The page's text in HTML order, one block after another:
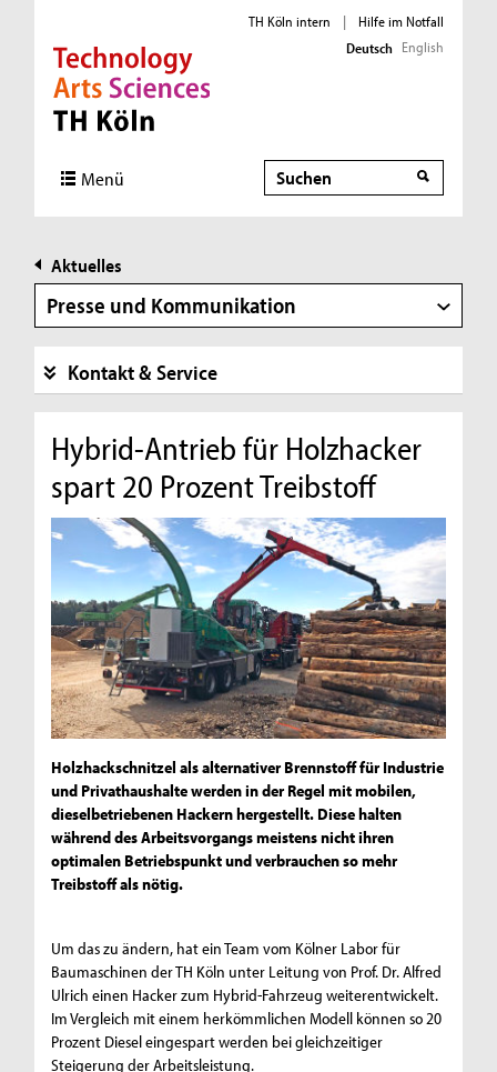
Direkt zur Hauptnavigation
Direkt zur Subnavigation
Direkt zum Inhalt
Direkt zum Fußbereich
TH Köln intern |
Hilfe im Notfall
Deutsch English
Menü Suche
Aktuelles
Presse und Kommunikation
Kontakt & Service
Hybrid-Antrieb für Holzhacker
spart 20 Prozent Treibstoff
Holzhackschnitzel als alternativer Brennstoff für Industrie
und Privathaushalte werden in der Regel mit mobilen,
dieselbetriebenen Hackern hergestellt. Diese halten
während des Arbeitsvorgangs meistens nicht ihren
optimalen Betriebspunkt und verbrauchen so mehr
Treibstoff als nötig.
Um das zu ändern, hat ein Team vom Kölner Labor für
Baumaschinen der TH Köln unter Leitung von Prof. Dr. Alfred
Ulrich einen Hacker zum Hybrid-Fahrzeug weiterentwickelt.
Im Vergleich mit einem herkömmlichen Modell können so 20
Prozent Diesel eingespart werden bei gleichzeitiger
Steigerung der Arbeitsleistung.